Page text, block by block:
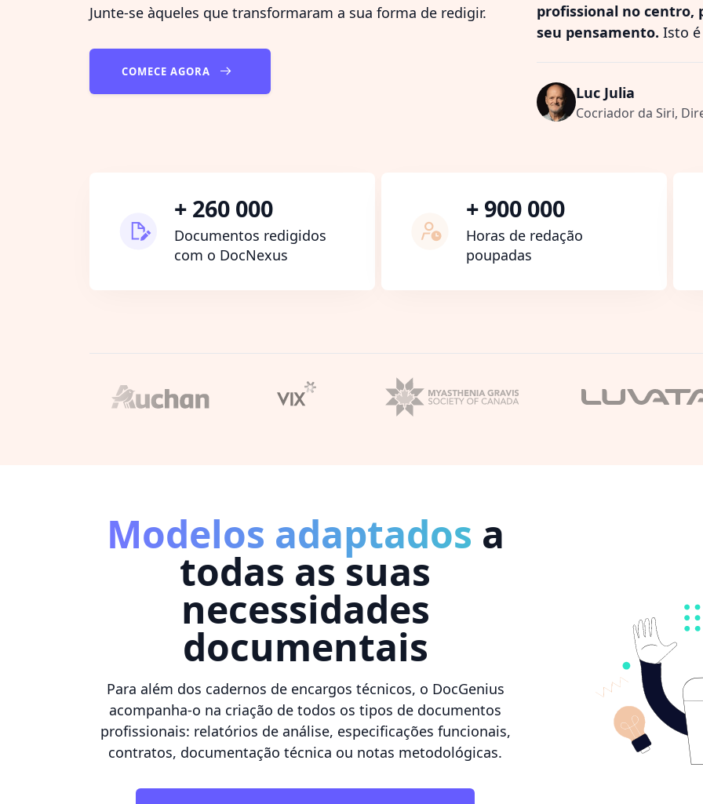
Junte-se àqueles que transformaram a sua forma de redigir.
COMECE AGORA
profissional no
seu pensamento. Isto
Luc Julia
Cocriador da Siri,
+ 260 000
Documentos redigidos
com o DocNexus
+ 900 000
Horas de redação
poupadas
Modelos adaptados a
todas as suas
necessidades
documentais
Para além dos cadernos de encargos técnicos, o DocGenius
acompanha-o na criação de todos os tipos de documentos
profissionais: relatórios de análise, especificações funcionais,
contratos, documentação técnica ou notas metodológicas.